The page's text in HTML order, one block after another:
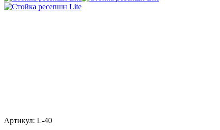
Артикул: L-40